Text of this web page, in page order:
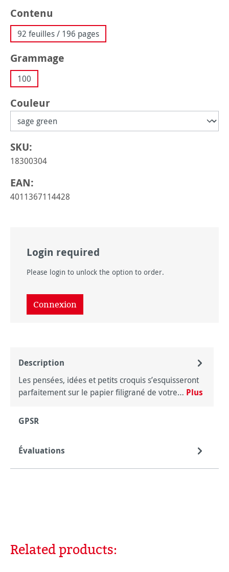
Sélectionnez
Contenu
92 feuilles / 196 pages
Sélectionnez
Grammage
100
Sélectionnez
Couleur
SKU:
18300304
EAN:
4011367114428
Login required
Please login to unlock the option to order.
Connexion
Description
Les pensées, idées et petits croquis s’esquisseront
parfaitement sur le papier filigrané de votre… Plus
GPSR
Évaluations
Ignorer la galerie de produits
Related products: